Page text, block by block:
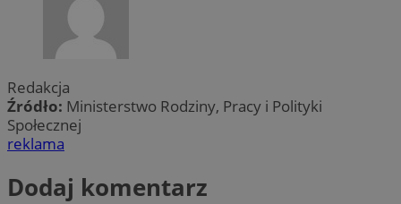
Redakcja
Źródło: Ministerstwo Rodziny, Pracy i Polityki
Społecznej
reklama
Dodaj komentarz